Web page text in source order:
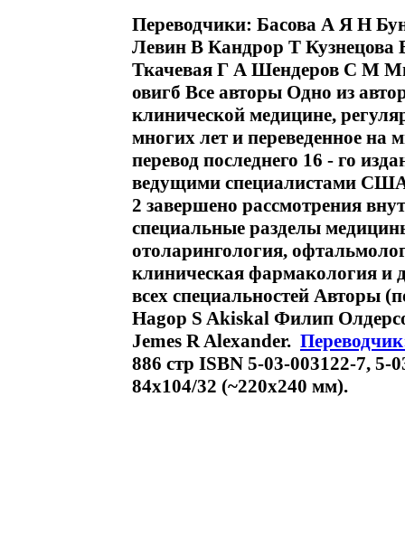
Переводчики: Басова А Я Н
Левин В Кандрор Т
Ткачевая Г А Шендеров С М
овигб Все авторы Одно из
клинической медицине,
многих лет и переведенное
перевод последнего 16 - го
ведущими специалистами
2 завершено рассмотрения
специальные разделы
отоларингология,
клиническая фармакология и
всех специальностей Авторы
Hagop S Akiskal Филип
Jemes R Alexander.
886 стр ISBN 5-03-003122-7,
84x104/32 (~220x240 мм).